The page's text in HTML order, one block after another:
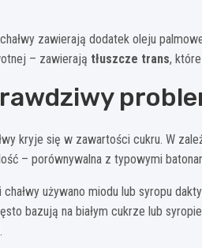
zawierają dodatek oleju
– zawierają tłuszcze trans,
kryje się w zawartości cukru. W
– porównywalna z typowymi
używano miodu lub syropu
bazują na białym cukrze lub